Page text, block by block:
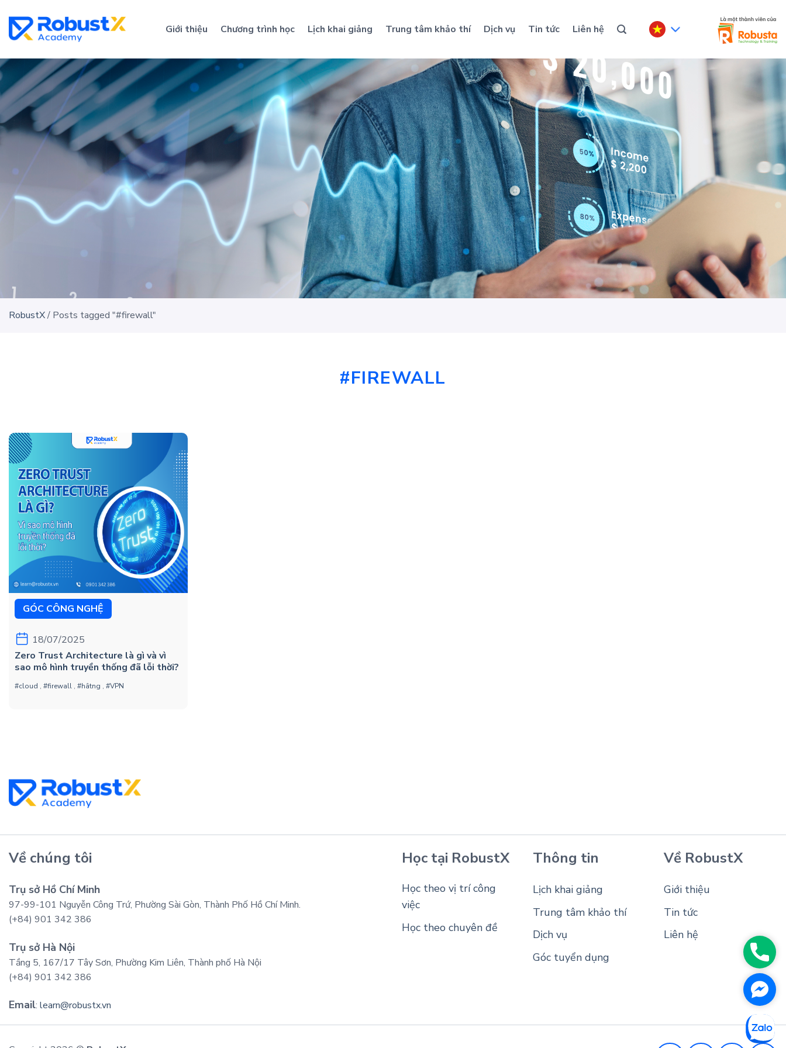
content
Giới thiệu Chương trình học Lịch khai giảng Trung tâm khảo thí Dịch vụ Tin tức Liên hệ
RobustX/ Posts tagged "#firewall"
#FIREWALL
GÓC CÔNG NGHỆ
18/07/2025
Zero Trust Architecture là gì và vì
sao mô hình truyền thống đã lỗi thời?
#cloud , #firewall , #hâtng , #VPN
Về chúng tôi
Trụ sở Hồ Chí Minh
97-99-101 Nguyễn Công Trứ, Phường Sài Gòn, Thành Phố Hồ Chí Minh.
(+84) 901 342 386
Trụ sở Hà Nội
Tầng 5, 167/17 Tây Sơn, Phường Kim Liên, Thành phố Hà Nội
(+84) 901 342 386
Email: learn@robustx.vn
Học tại RobustX
Học theo vị trí công
việc
Học theo chuyên đề
Thông tin
Lịch khai giảng
Trung tâm khảo thí
Dịch vụ
Góc tuyển dụng
Về RobustX
Giới thiệu
Tin tức
Liên hệ
Phone